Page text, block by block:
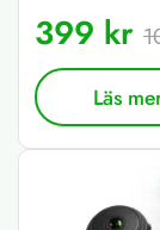
399 kr
Läs